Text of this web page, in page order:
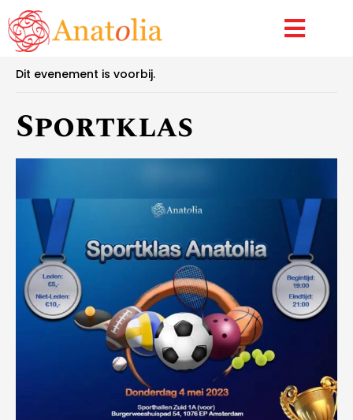
Sportklas
« Alle Evenementen
Dit evenement is voorbij.
Sportklas